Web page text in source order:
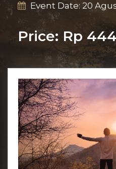
Event Date: 20
Price: Rp